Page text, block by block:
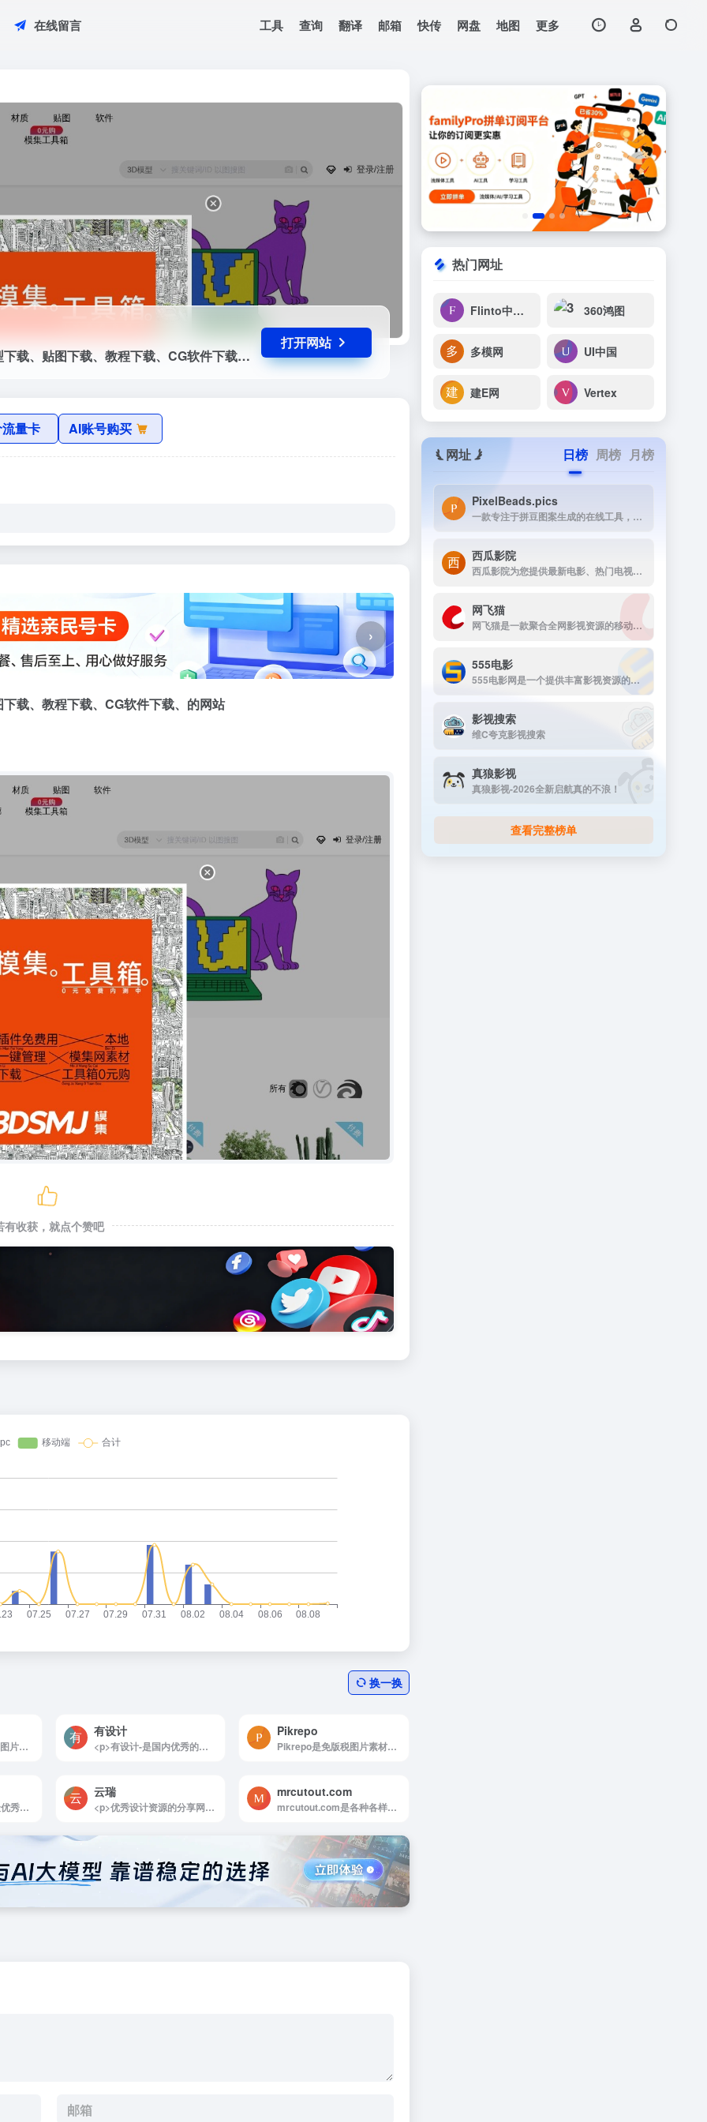
在线留言 工具 查询 翻译 邮箱 快传 网盘 地图 更多
模匠网是一个为CG艺术家免费提供3D模型下载、贴图下载、教程下载、CG软件下载、的网站
打开网站
量卡 AI账号购买
›
载、教程下载、CG软件下载、的网站
有收获，就点个赞吧
换一换
PNG派是12万张PNG图片免费下载,禁止商用
有设计
<p>有设计-是国内优秀的设计师素材下载平台,拥有海量优质的设计素材,包含了3D模型,施工图,材质预设,平面素材,影视后期,音频音效;及室内设计教程,效果图教程,PS教程,C4D教程等。</p>
Pikrepo
Pikrepo是免版税图片素材搜索引擎
<p>ui老爸汇集全球最优秀设计师的精选设计作品，供用户免费学习参考。提供ui界面设计,ui交互设计,免费ppt模板下载,素材网,图片素材,ps素材,png素材,网页设计,ui素材,网页素材,psd素材</p>
云瑞
<p>优秀设计资源的分享网站</p>
mrcutout.com
mrcutout.com是各种各样的免抠人物和配景素材
热门网址
Flinto中文网 360鸿图
多模网 UI中国
建E网 Vertex
网址 日榜 周榜 月榜
PixelBeads.pics
一款专注于拼豆图案生成的在线工具，用户只需上传任意照片或图片，即可一键将其像素化为可打印的拼豆图稿。
西瓜影院
西瓜影院为您提供最新电影、热门电视剧、综艺动漫免费在线观看，高清流畅无广告，海量片源每日更新，打造极致观影体验。
网飞猫
网飞猫是一款聚合全网影视资源的移动端播放应用，主打免费、高画...
555电影
555电影网是一个提供丰富影视资源的在线观看平台，致力于为用户提供高清、无广告的观影体验。该网站涵盖多种类型的影视内容，包括电影、电视剧、动漫、综艺等，满足不同观众的需求。
影视搜索
维C夸克影视搜索
真狼影视
真狼影视-2026全新启航真的不浪！
查看完整榜单